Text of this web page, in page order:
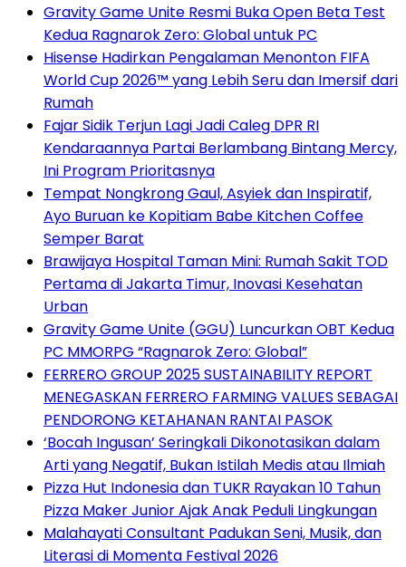
Gravity Game Unite Resmi Buka Open Beta Test
Kedua Ragnarok Zero: Global untuk PC
Hisense Hadirkan Pengalaman Menonton FIFA
World Cup 2026™ yang Lebih Seru dan Imersif dari
Rumah
Fajar Sidik Terjun Lagi Jadi Caleg DPR RI
Kendaraannya Partai Berlambang Bintang Mercy,
Ini Program Prioritasnya
Tempat Nongkrong Gaul, Asyiek dan Inspiratif,
Ayo Buruan ke Kopitiam Babe Kitchen Coffee
Semper Barat
Brawijaya Hospital Taman Mini: Rumah Sakit TOD
Pertama di Jakarta Timur, Inovasi Kesehatan
Urban
Gravity Game Unite (GGU) Luncurkan OBT Kedua
PC MMORPG “Ragnarok Zero: Global”
FERRERO GROUP 2025 SUSTAINABILITY REPORT
MENEGASKAN FERRERO FARMING VALUES SEBAGAI
PENDORONG KETAHANAN RANTAI PASOK
‘Bocah Ingusan’ Seringkali Dikonotasikan dalam
Arti yang Negatif, Bukan Istilah Medis atau Ilmiah
Pizza Hut Indonesia dan TUKR Rayakan 10 Tahun
Pizza Maker Junior Ajak Anak Peduli Lingkungan
Malahayati Consultant Padukan Seni, Musik, dan
Literasi di Momenta Festival 2026